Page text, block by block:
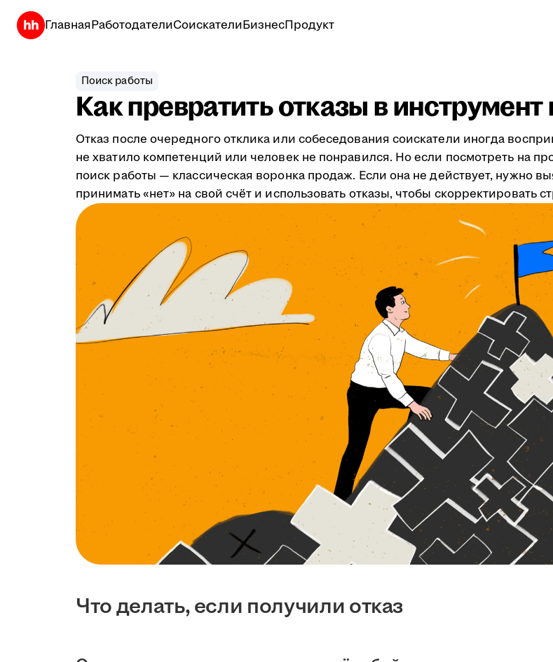
ГлавнаяРаботодателиСоискателиБизнесПродукт
Поиск работы
Как превратить отказы в
Отказ после очередного отклика или собеседования соискатели иногда
не хватило компетенций или человек не понравился. Но если посмотреть на
поиск работы — классическая воронка продаж. Если она не действует, нужно
принимать «нет» на свой счёт и использовать отказы, чтобы скорректировать
Что делать, если получили отказ